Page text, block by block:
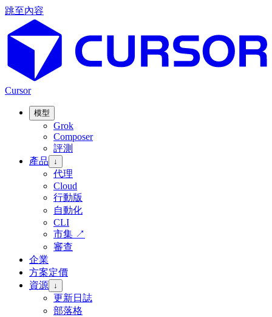
跳至內容
Cursor
模型
Grok
Composer
評測
產品
↓
代理
Cloud
行動版
自動化
CLI
市集 ↗
審查
企業
方案定價
資源 ↓
更新日誌
部落格